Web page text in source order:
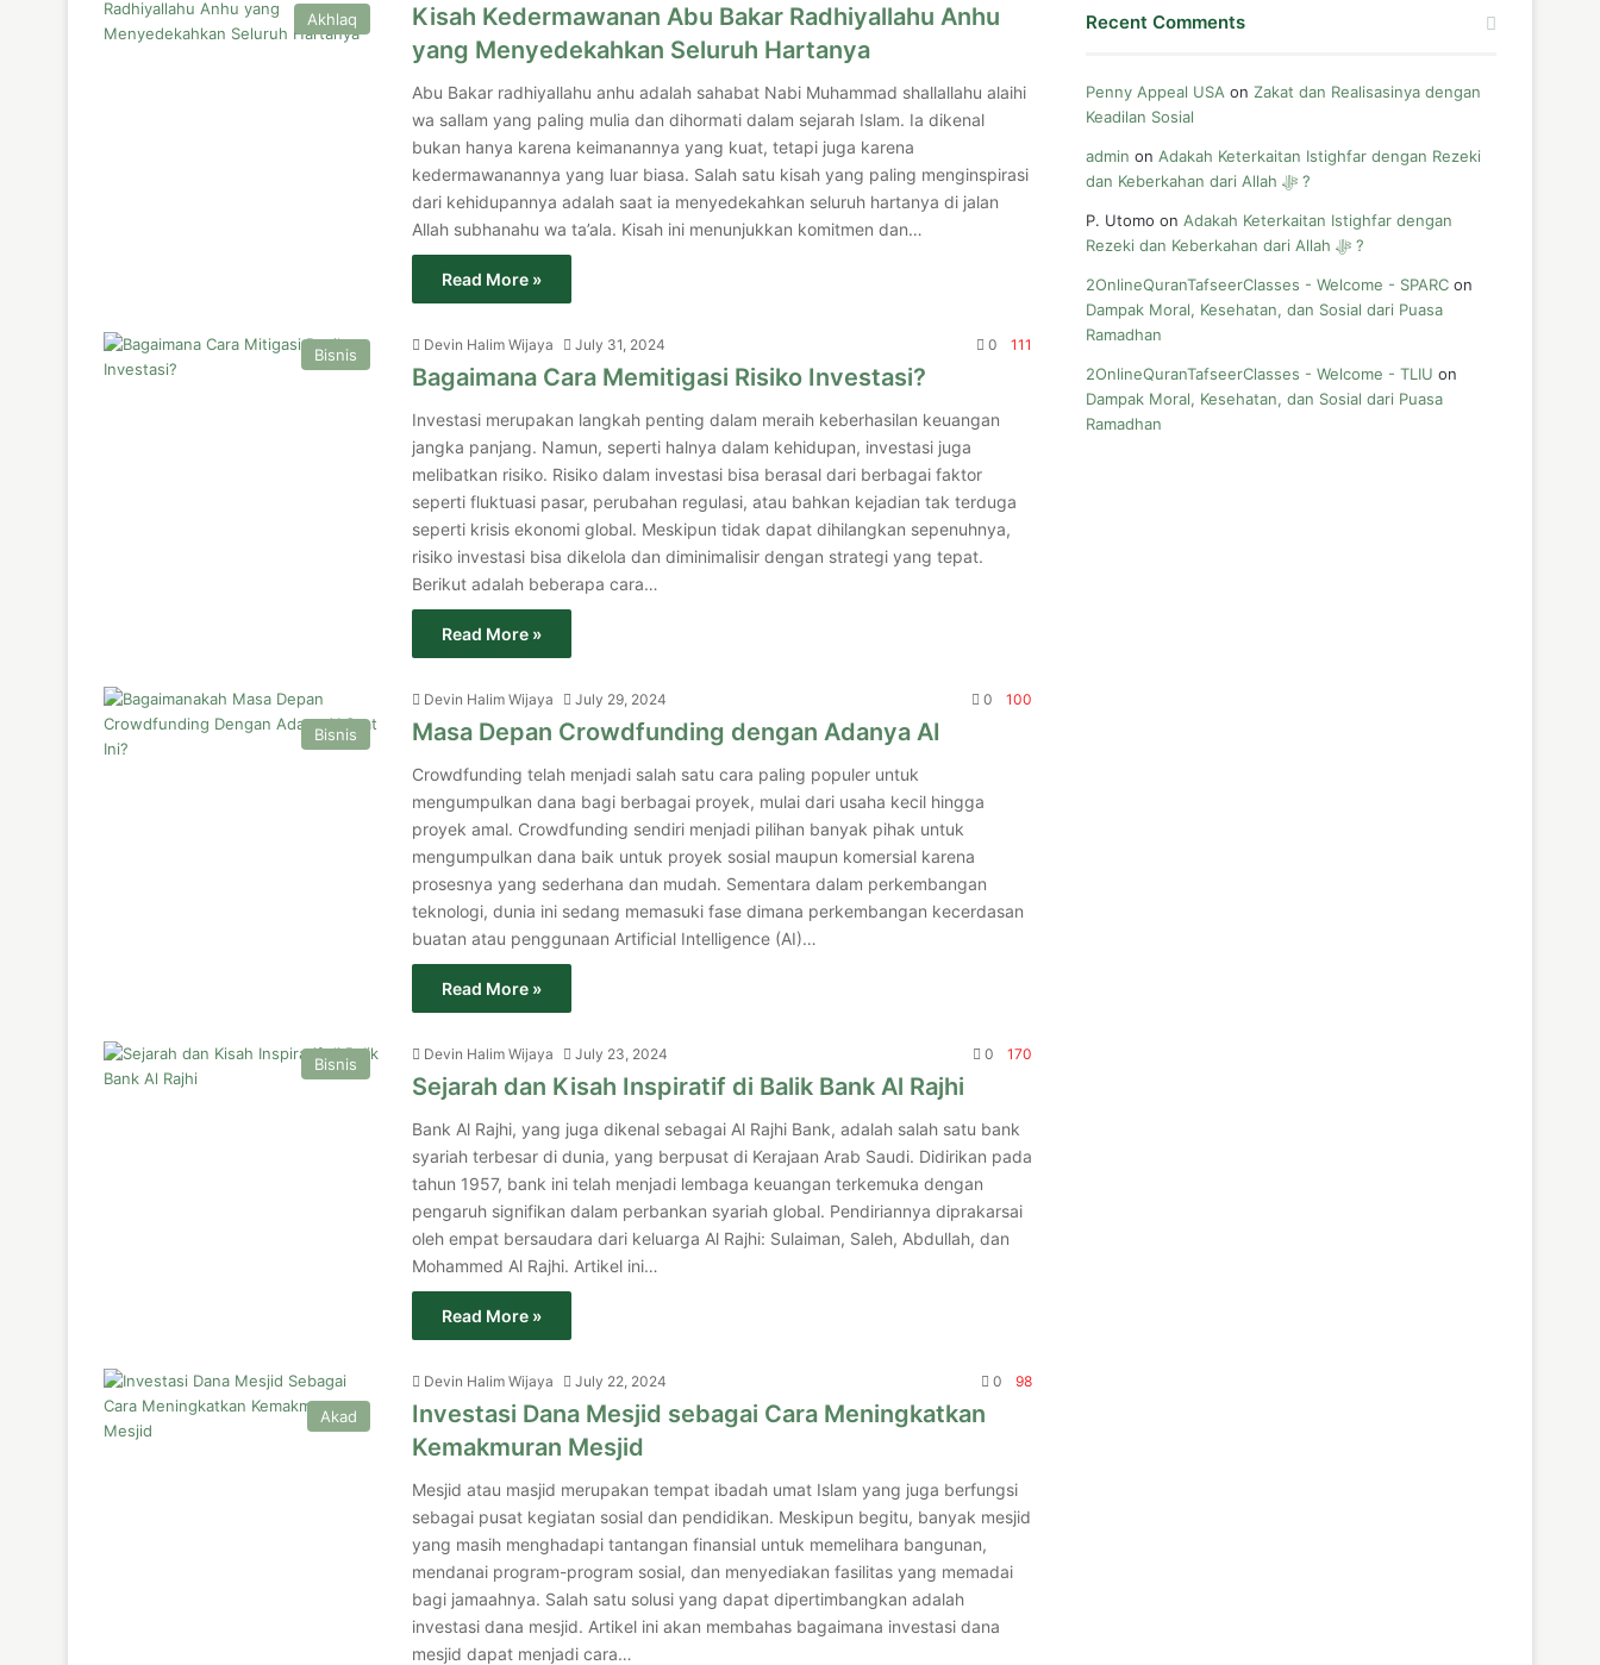
Akhlaq
Kisah Kedermawanan Abu Bakar Radhiyallahu Anhu
yang Menyedekahkan Seluruh Hartanya
Abu Bakar radhiyallahu anhu adalah sahabat Nabi Muhammad shallallahu alaihi
wa sallam yang paling mulia dan dihormati dalam sejarah Islam. Ia dikenal
bukan hanya karena keimanannya yang kuat, tetapi juga karena
kedermawanannya yang luar biasa. Salah satu kisah yang paling menginspirasi
dari kehidupannya adalah saat ia menyedekahkan seluruh hartanya di jalan
Allah subhanahu wa ta’ala. Kisah ini menunjukkan komitmen dan…
Read More »
Bisnis
Devin Halim Wijaya July 31, 2024 0 111
Bagaimana Cara Memitigasi Risiko Investasi?
Investasi merupakan langkah penting dalam meraih keberhasilan keuangan
jangka panjang. Namun, seperti halnya dalam kehidupan, investasi juga
melibatkan risiko. Risiko dalam investasi bisa berasal dari berbagai faktor
seperti fluktuasi pasar, perubahan regulasi, atau bahkan kejadian tak terduga
seperti krisis ekonomi global. Meskipun tidak dapat dihilangkan sepenuhnya,
risiko investasi bisa dikelola dan diminimalisir dengan strategi yang tepat.
Berikut adalah beberapa cara…
Read More »
Bisnis
Devin Halim Wijaya July 29, 2024 0 100
Masa Depan Crowdfunding dengan Adanya AI
Crowdfunding telah menjadi salah satu cara paling populer untuk
mengumpulkan dana bagi berbagai proyek, mulai dari usaha kecil hingga
proyek amal. Crowdfunding sendiri menjadi pilihan banyak pihak untuk
mengumpulkan dana baik untuk proyek sosial maupun komersial karena
prosesnya yang sederhana dan mudah. Sementara dalam perkembangan
teknologi, dunia ini sedang memasuki fase dimana perkembangan kecerdasan
buatan atau penggunaan Artificial Intelligence (AI)…
Read More »
Bisnis
Devin Halim Wijaya July 23, 2024 0 170
Sejarah dan Kisah Inspiratif di Balik Bank Al Rajhi
Bank Al Rajhi, yang juga dikenal sebagai Al Rajhi Bank, adalah salah satu bank
syariah terbesar di dunia, yang berpusat di Kerajaan Arab Saudi. Didirikan pada
tahun 1957, bank ini telah menjadi lembaga keuangan terkemuka dengan
pengaruh signifikan dalam perbankan syariah global. Pendiriannya diprakarsai
oleh empat bersaudara dari keluarga Al Rajhi: Sulaiman, Saleh, Abdullah, dan
Mohammed Al Rajhi. Artikel ini…
Read More »
Akad
Devin Halim Wijaya July 22, 2024 0 98
Investasi Dana Mesjid sebagai Cara Meningkatkan
Kemakmuran Mesjid
Mesjid atau masjid merupakan tempat ibadah umat Islam yang juga berfungsi
sebagai pusat kegiatan sosial dan pendidikan. Meskipun begitu, banyak mesjid
yang masih menghadapi tantangan finansial untuk memelihara bangunan,
mendanai program-program sosial, dan menyediakan fasilitas yang memadai
bagi jamaahnya. Salah satu solusi yang dapat dipertimbangkan adalah
investasi dana mesjid. Artikel ini akan membahas bagaimana investasi dana
mesjid dapat menjadi cara…
Recent Comments
Penny Appeal USA on Zakat dan Realisasinya dengan
Keadilan Sosial
admin on Adakah Keterkaitan Istighfar dengan Rezeki
dan Keberkahan dari Allah ﷻ ?
P. Utomo on Adakah Keterkaitan Istighfar dengan
Rezeki dan Keberkahan dari Allah ﷻ ?
2OnlineQuranTafseerClasses - Welcome - SPARC on
Dampak Moral, Kesehatan, dan Sosial dari Puasa
Ramadhan
2OnlineQuranTafseerClasses - Welcome - TLIU on
Dampak Moral, Kesehatan, dan Sosial dari Puasa
Ramadhan